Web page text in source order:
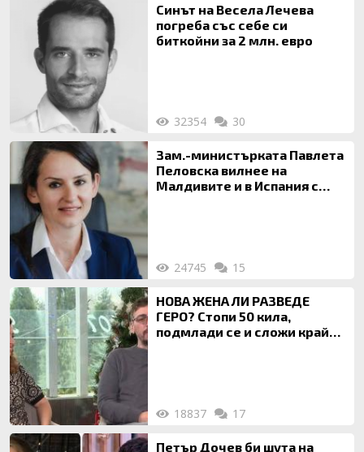
Синът на Весела Лечева
погреба със себе си
биткойни за 2 млн. евро
32354 30
Зам.-министърката Павлета
Пеловска вилнее на
Малдивите и в Испания с
24745 15
НОВА ЖЕНА ЛИ РАЗВЕДЕ
ГЕРО? Стопи 50 кила,
подмлади се и сложи край
18837 17
Петър Дочев би шута на